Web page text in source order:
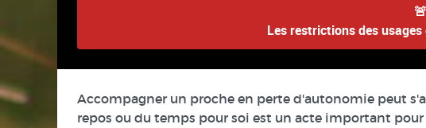
🚨
Les restrictions des
Accompagner un proche en perte d'autonomie peut
repos ou du temps pour soi est un acte important pour